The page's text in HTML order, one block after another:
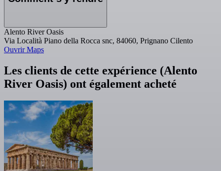
Alento River Oasis
Via Località Piano della Rocca snc, 84060, Prignano Cilento
Ouvrir Maps
Les clients de cette expérience (Alento
River Oasis) ont également acheté